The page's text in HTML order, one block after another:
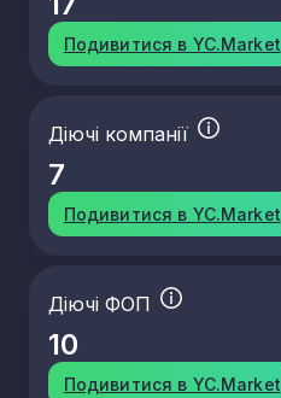
Подивитися в YC.Market
Діючі компанії
7
Подивитися в YC.Market
Діючі ФОП
10
Подивитися в YC.Market